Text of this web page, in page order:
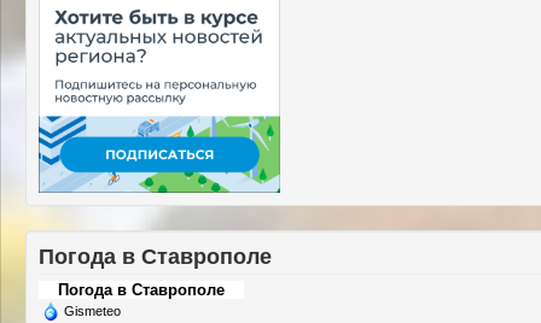
Погода в Ставрополе
Погода в Ставрополе
Gismeteo